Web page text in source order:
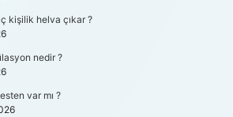
kişilik helva çıkar ?
nedir ?
var mı ?